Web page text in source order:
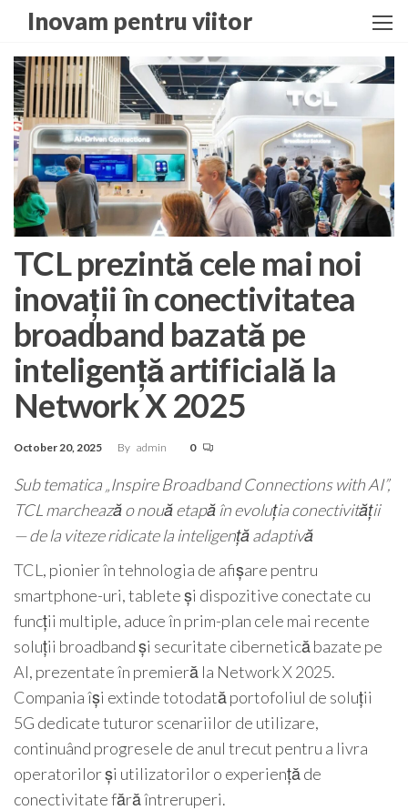
the
content
Inovam pentru viitor
TCL prezintă cele mai noi
inovații în conectivitatea
broadband bazată pe
inteligență artificială la
Network X 2025
October 20, 2025 By admin 0
Sub tematica „Inspire Broadband Connections with AI”,
TCL marchează o nouă etapă în evoluția conectivității
— de la viteze ridicate la inteligență adaptivă
TCL, pionier în tehnologia de afișare pentru
smartphone-uri, tablete și dispozitive conectate cu
funcții multiple, aduce în prim-plan cele mai recente
soluții broadband și securitate cibernetică bazate pe
AI, prezentate în premieră la Network X 2025.
Compania își extinde totodată portofoliul de soluții
5G dedicate tuturor scenariilor de utilizare,
continuând progresele de anul trecut pentru a livra
operatorilor și utilizatorilor o experiență de
conectivitate fără întreruperi.